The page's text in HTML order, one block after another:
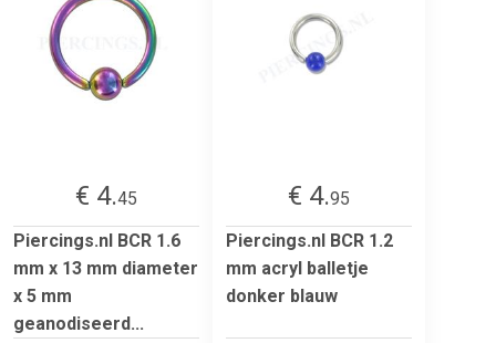
€ 4.45
Piercings.nl BCR 1.6
mm x 13 mm diameter
x 5 mm
geanodiseerd...
€ 4.95
Piercings.nl BCR 1.2
mm acryl balletje
donker blauw